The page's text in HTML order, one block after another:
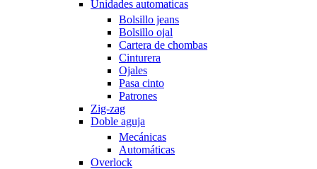
Unidades automaticas
Bolsillo jeans
Bolsillo ojal
Cartera de chombas
Cinturera
Ojales
Pasa cinto
Patrones
Zig-zag
Doble aguja
Mecánicas
Automáticas
Overlock